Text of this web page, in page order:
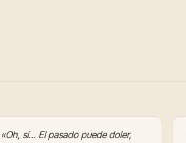
«Oh, sí... El pasado puede doler,